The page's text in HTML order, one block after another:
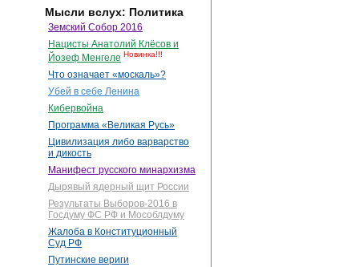
Мысли вслух: Политика
Земский Собор 2016
Нацисты Анатолий Клёсов и
Йозеф Менгеле Новинка!!!
Что означает «москаль»?
Убей в себе Ленина
Кибервойна
Программа «Великая Русь»
Цивилизация либо варварство
и дикость
Манифест русского минархизма
Дырявый ядерный щит России
Результаты Выборов-2016 в
Госдуму ФС РФ и Мособлдуму
Жалоба в Конституционный
Суд РФ
Путинские вериги